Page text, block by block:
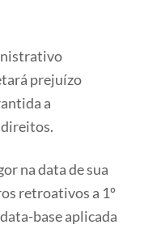
prejuízo
a
na data de sua
retroativos a 1º
base aplicada